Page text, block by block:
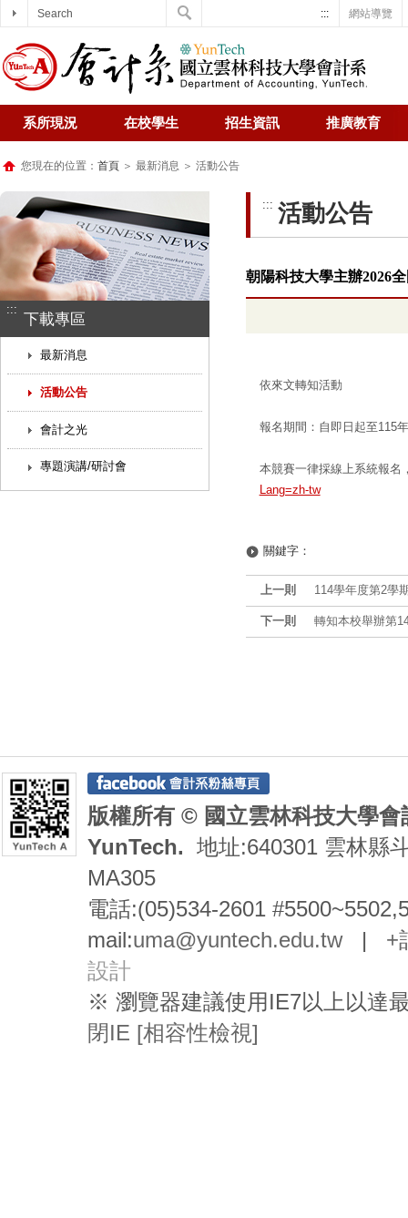
網站導覽
:::
系所現況 在校學生 招生資訊 推廣教育
您現在的位置： 首頁 ＞ 最新消息 ＞ 活動公告
:::
下載專區
最新消息
活動公告
會計之光
專題演講/研討會
::: 活動公告
朝陽科技大學主辦2026
依來文轉知活動
報名期間：自即日起至115
本競賽一律採線上系統報名
Lang=zh-tw
關鍵字：
上一則 114學年度第2學
下一則 轉知本校舉辦第
版權所有 © 國立雲林科技大學
YunTech. 地址:640301 雲林縣
MA305
電話:(05)534-2601
mail:uma@yuntech.edu.tw| +
設計
※ 瀏覽器建議使用IE7以上以達
閉IE [相容性檢視]
Search